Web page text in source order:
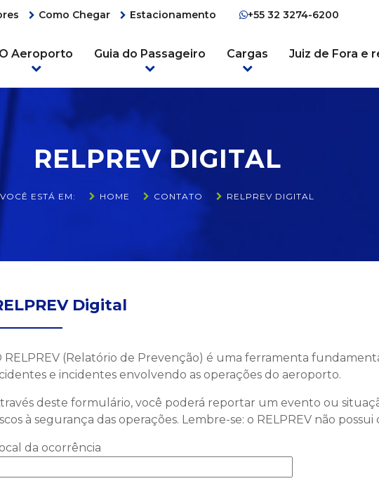
Como Chegar Estacionamento +55 32 3274-6200
O Aeroporto Guia do Passageiro Cargas Juiz de Fora e
RELPREV DIGITAL
VOCÊ ESTÁ EM: HOME CONTATO RELPREV DIGITAL
Digital
RELPREV (Relatório de Prevenção) é uma ferramenta
e incidentes envolvendo as operações do aeroporto.
deste formulário, você poderá reportar um evento ou
à segurança das operações. Lembre-se: o RELPREV não
da ocorrência